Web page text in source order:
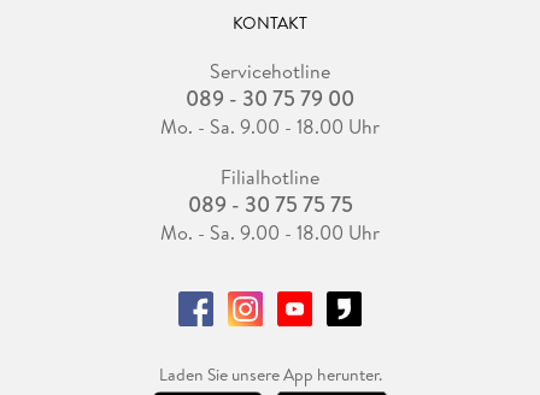
KONTAKT
Servicehotline
089 - 30 75 79 00
Mo. - Sa. 9.00 - 18.00 Uhr
Filialhotline
089 - 30 75 75 75
Mo. - Sa. 9.00 - 18.00 Uhr
Laden Sie unsere App herunter.